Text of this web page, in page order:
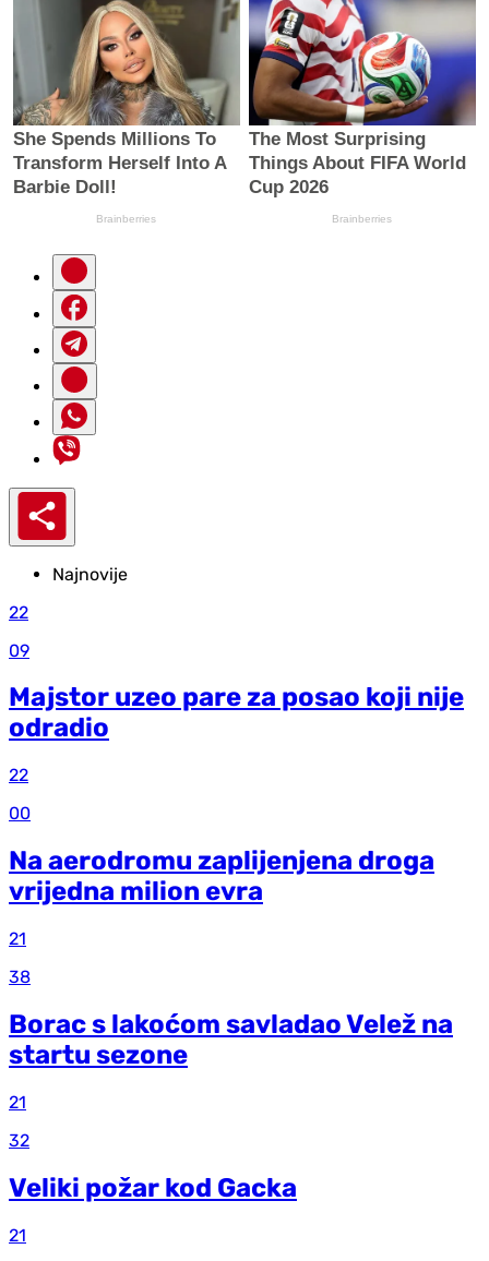
Najnovije
22
09
Majstor uzeo pare za posao koji nije
odradio
22
00
Na aerodromu zaplijenjena droga
vrijedna milion evra
21
38
Borac s lakoćom savladao Velež na
startu sezone
21
32
Veliki požar kod Gacka
21